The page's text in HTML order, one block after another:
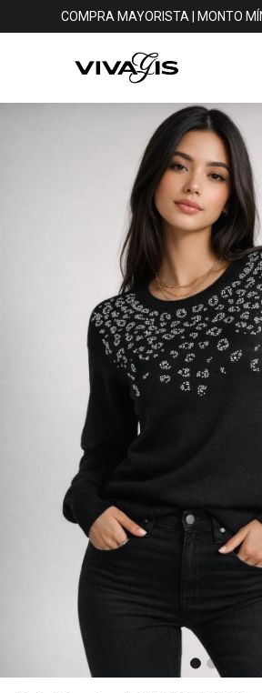
COMPRA MAYORISTA | MONTO